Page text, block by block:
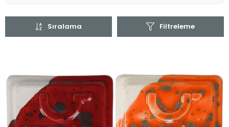
Filtreleme
Sıralama